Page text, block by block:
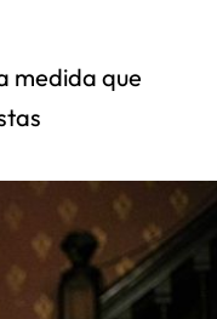
medida que